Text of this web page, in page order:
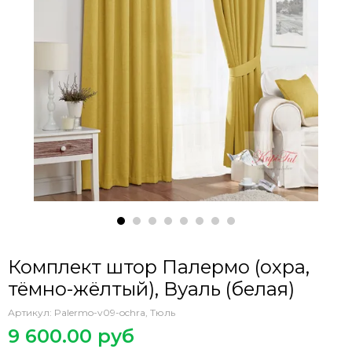
Комплект штор Палермо (охра,
тёмно-жёлтый), Вуаль (белая)
Артикул: Palermo-v09-ochra, Тюль
9 600.00 руб